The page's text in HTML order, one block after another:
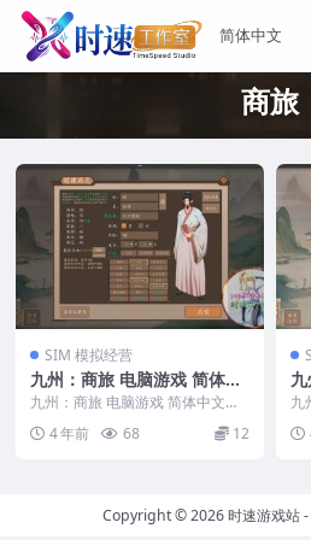
商旅
SIM 模拟经营
九州：商旅 电脑游戏 简体中
文版 支援win11 win10 win
7
九州：商旅 电脑游戏 简体中文版
支援win11 win10 win7 &nbs...
4 年前 68 12
E
九
Copyright © 2026时速游戏站-